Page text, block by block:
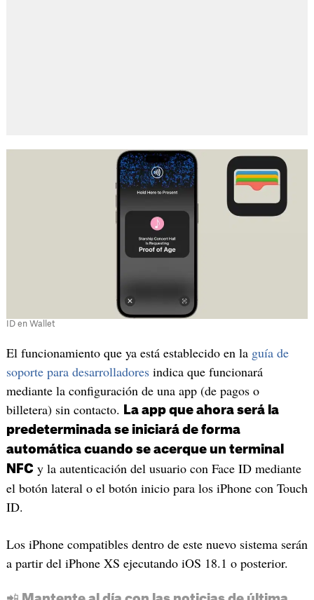
ID en Wallet
El funcionamiento que ya está establecido en la guía de
soporte para desarrolladoresindica que funcionará
mediante la configuración de una app (de pagos o
billetera) sin contacto.
La app que ahora será la
predeterminada se iniciará de forma
automática cuando se acerque un terminal
NFC y la autenticación del usuario con Face ID mediante
el botón lateral o el botón inicio para los iPhone con Touch
ID.
Los iPhone compatibles dentro de este nuevo sistema serán
a partir del iPhone XS ejecutando iOS 18.1 o posterior.